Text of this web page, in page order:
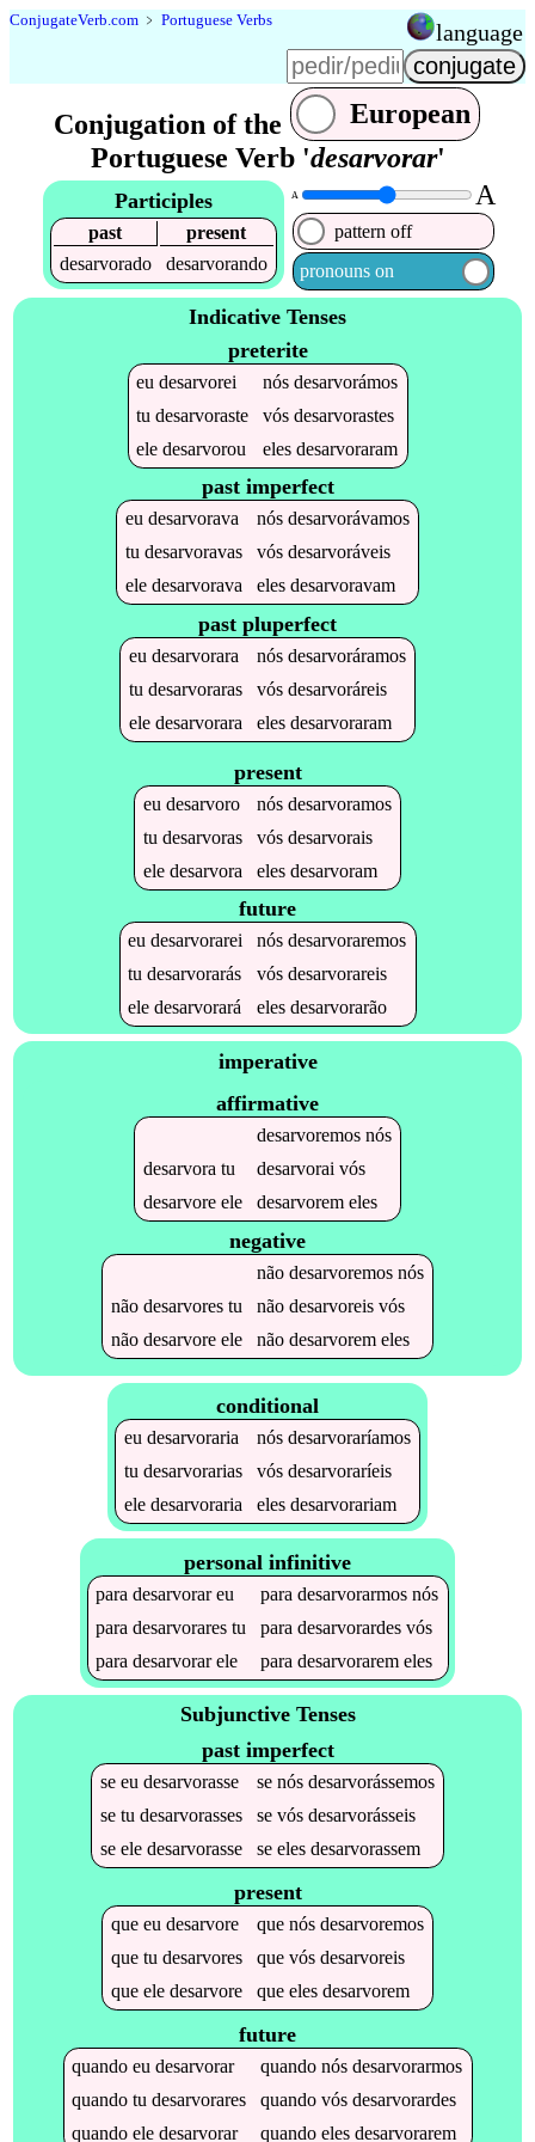
ConjugateVerb.com ﹥ Portuguese Verbs language
Conjugation of the
European
Portuguese Verb 'desarvorar'
Participles
past
present
desarvorado
desarvorando
A A
pattern off
pronouns on
Indicative Tenses
preterite
eudesarvorei nósdesarvorámos
tudesarvoraste vósdesarvorastes
eledesarvorou elesdesarvoraram
past imperfect
eu desarvorava nós desarvorávamos
tu desarvoravas vós desarvoráveis
ele desarvorava eles desarvoravam
past pluperfect
eu desarvorara nós desarvoráramos
tu desarvoraras vós desarvoráreis
ele desarvorara eles desarvoraram
present
eu desarvoro nós desarvoramos
tu desarvoras vós desarvorais
ele desarvora eles desarvoram
future
eudesarvorarei nósdesarvoraremos
tudesarvorarás vósdesarvorareis
eledesarvorará elesdesarvorarão
imperative
affirmative
desarvoremosnós
desarvora tu desarvorai vós
desarvoreele desarvoremeles
negative
não desarvoremosnós
não desarvorestu não desarvoreisvós
não desarvoreele não desarvoremeles
conditional
eu desarvoraria nós desarvoraríamos
tu desarvorarias vós desarvoraríeis
ele desarvoraria eles desarvorariam
personal infinitive
paradesarvorareu paradesarvorarmos nós
paradesarvorares tu paradesarvorardes vós
paradesarvorarele paradesarvorarem eles
Subjunctive Tenses
past imperfect
se eu desarvorasse se nós desarvorássemos
se tu desarvorasses se vós desarvorásseis
se ele desarvorasse se eles desarvorassem
present
que eu desarvore que nós desarvoremos
que tu desarvores que vós desarvoreis
que ele desarvore que eles desarvorem
future
quandoeudesarvorar quandonósdesarvorarmos
quandotudesarvorares quandovósdesarvorardes
quandoeledesarvorar quandoelesdesarvorarem